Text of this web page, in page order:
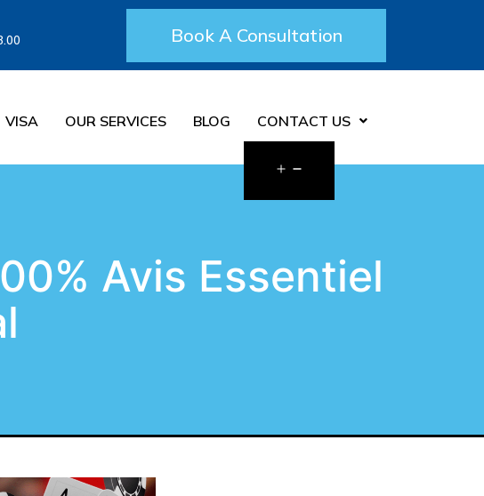
Book A Consultation
VISA OUR SERVICES BLOG CONTACT US
Avis Essentiel